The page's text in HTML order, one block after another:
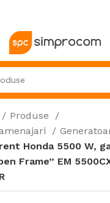
Produse
Honda 5500 W,
Frame” EM